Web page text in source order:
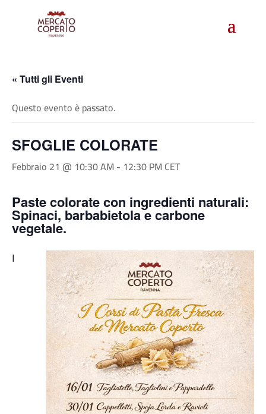
« Tutti gli Eventi
Questo evento è passato.
SFOGLIE COLORATE
Febbraio 21 @ 10:30 AM- 12:30 PMCET
Paste colorate con ingredienti naturali:
Spinaci, barbabietola e carbone
vegetale.
I